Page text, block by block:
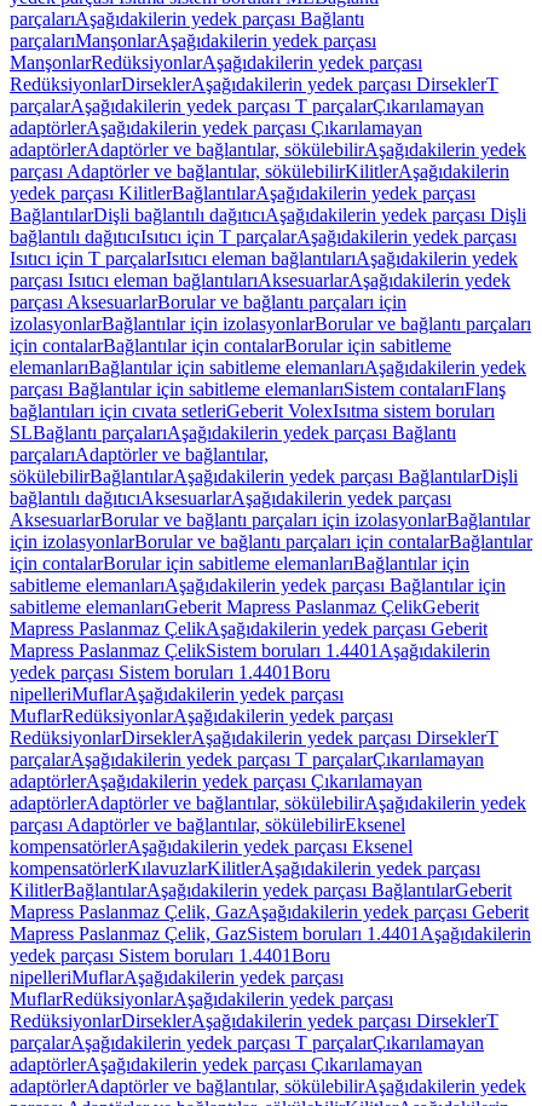
parçalarıAşağıdakilerin yedek parçası Bağlantı
parçalarıManşonlarAşağıdakilerin yedek parçası
ManşonlarRedüksiyonlarAşağıdakilerin yedek parçası
RedüksiyonlarDirseklerAşağıdakilerin yedek parçası DirseklerT
parçalarAşağıdakilerin yedek parçası T parçalarÇıkarılamayan
adaptörlerAşağıdakilerin yedek parçası Çıkarılamayan
adaptörlerAdaptörler ve bağlantılar, sökülebilirAşağıdakilerin yedek
parçası Adaptörler ve bağlantılar, sökülebilirKilitlerAşağıdakilerin
yedek parçası KilitlerBağlantılarAşağıdakilerin yedek parçası
BağlantılarDişli bağlantılı dağıtıcıAşağıdakilerin yedek parçası Dişli
bağlantılı dağıtıcıIsıtıcı için T parçalarAşağıdakilerin yedek parçası
Isıtıcı için T parçalarIsıtıcı eleman bağlantılarıAşağıdakilerin yedek
parçası Isıtıcı eleman bağlantılarıAksesuarlarAşağıdakilerin yedek
parçası AksesuarlarBorular ve bağlantı parçaları için
izolasyonlarBağlantılar için izolasyonlarBorular ve bağlantı parçaları
için contalarBağlantılar için contalarBorular için sabitleme
elemanlarıBağlantılar için sabitleme elemanlarıAşağıdakilerin yedek
parçası Bağlantılar için sabitleme elemanlarıSistem contalarıFlanş
bağlantıları için cıvata setleriGeberit VolexIsıtma sistem boruları
SLBağlantı parçalarıAşağıdakilerin yedek parçası Bağlantı
parçalarıAdaptörler ve bağlantılar,
sökülebilirBağlantılarAşağıdakilerin yedek parçası BağlantılarDişli
bağlantılı dağıtıcıAksesuarlarAşağıdakilerin yedek parçası
AksesuarlarBorular ve bağlantı parçaları için izolasyonlarBağlantılar
için izolasyonlarBorular ve bağlantı parçaları için contalarBağlantılar
için contalarBorular için sabitleme elemanlarıBağlantılar için
sabitleme elemanlarıAşağıdakilerin yedek parçası Bağlantılar için
sabitleme elemanlarıGeberit Mapress Paslanmaz ÇelikGeberit
Mapress Paslanmaz ÇelikAşağıdakilerin yedek parçası Geberit
Mapress Paslanmaz ÇelikSistem boruları 1.4401 Aşağıdakilerin
yedek parçası Sistem boruları 1.4401Boru
nipelleriMuflarAşağıdakilerin yedek parçası
MuflarRedüksiyonlarAşağıdakilerin yedek parçası
RedüksiyonlarDirseklerAşağıdakilerin yedek parçası DirseklerT
parçalarAşağıdakilerin yedek parçası T parçalarÇıkarılamayan
adaptörlerAşağıdakilerin yedek parçası Çıkarılamayan
adaptörlerAdaptörler ve bağlantılar, sökülebilirAşağıdakilerin yedek
parçası Adaptörler ve bağlantılar, sökülebilirEksenel
kompensatörlerAşağıdakilerin yedek parçası Eksenel
kompensatörlerKılavuzlarKilitlerAşağıdakilerin yedek parçası
KilitlerBağlantılarAşağıdakilerin yedek parçası BağlantılarGeberit
Mapress Paslanmaz Çelik, GazAşağıdakilerin yedek parçası Geberit
Mapress Paslanmaz Çelik, GazSistem boruları 1.4401 Aşağıdakilerin
yedek parçası Sistem boruları 1.4401Boru
nipelleriMuflarAşağıdakilerin yedek parçası
MuflarRedüksiyonlarAşağıdakilerin yedek parçası
RedüksiyonlarDirseklerAşağıdakilerin yedek parçası DirseklerT
parçalarAşağıdakilerin yedek parçası T parçalarÇıkarılamayan
adaptörlerAşağıdakilerin yedek parçası Çıkarılamayan
adaptörlerAdaptörler ve bağlantılar, sökülebilirAşağıdakilerin yedek